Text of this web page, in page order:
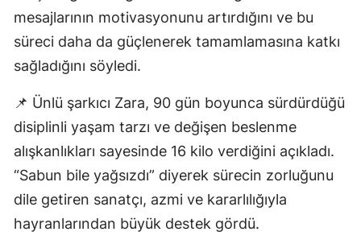
Van
Yozgat
Aksaray
Bayburt
Karaman
Kırıkkale
mesajlarının motivasyonunu artırdığını ve bu
süreci daha da güçlenerek tamamlamasına katkı
sağladığını söyledi.
📌 Ünlü şarkıcı Zara, 90 gün boyunca sürdürdüğü
disiplinli yaşam tarzı ve değişen beslenme
alışkanlıkları sayesinde 16 kilo verdiğini açıkladı.
“Sabun bile yağsızdı” diyerek sürecin zorluğunu
dile getiren sanatçı, azmi ve kararlılığıyla
hayranlarından büyük destek gördü.